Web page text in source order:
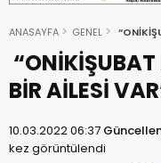
ANASAYFA GENEL
“ONİKİŞUBAT
BİR AİLESİ
10.03.2022 06:37
kez görüntülendi